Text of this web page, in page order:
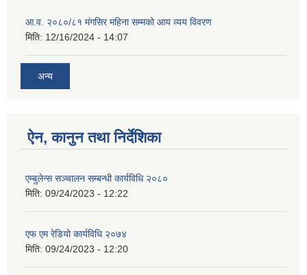
आ.व. २०८०/८१ मंगसिर महिना सम्मको आय व्यय विवरण
मिति: 12/16/2024 - 14:07
अन्य
ऐन, कानुन तथा निर्देशिका
एम्बुलेन्स सञ्चालन सम्बन्धी कार्यविधि २०८०
मिति: 09/24/2023 - 12:22
एफ एम रेडियो कार्यविधि २०७४
मिति: 09/24/2023 - 12:20